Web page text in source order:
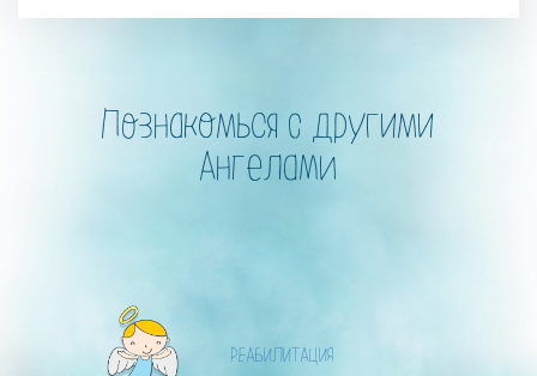
Познакомься с другими
Ангелами
РЕАБИЛИТАЦИЯ